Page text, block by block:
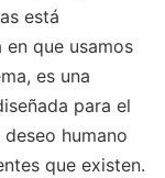
está
que usamos
es una
para el
humano
que existen.